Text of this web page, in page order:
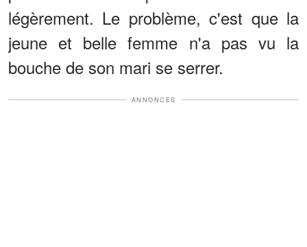
légèrement. Le problème, c'est que la
jeune et belle femme n'a pas vu la
bouche de son mari se serrer.
ANNONCES